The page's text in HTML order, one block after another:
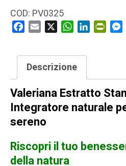
–
Integratore
Sonno
Rilassamento
Naturale
quantità
COD: PV0325
Facebook
Email WhatsApp
LinkedIn
Descrizione
Valeriana Estratto
Integratore naturale
sereno
Riscopri il tuo
della natura